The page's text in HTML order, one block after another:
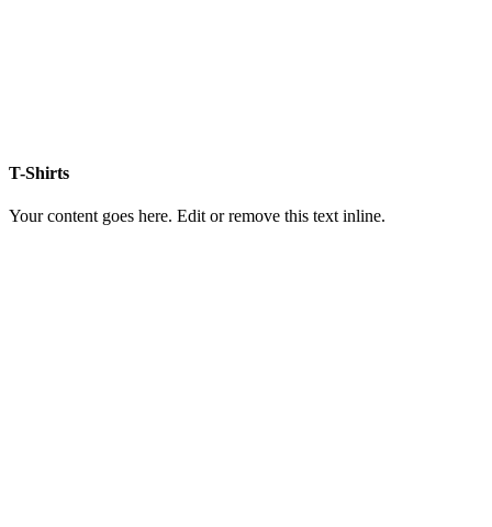
T-Shirts
Your content goes here. Edit or remove this text inline.